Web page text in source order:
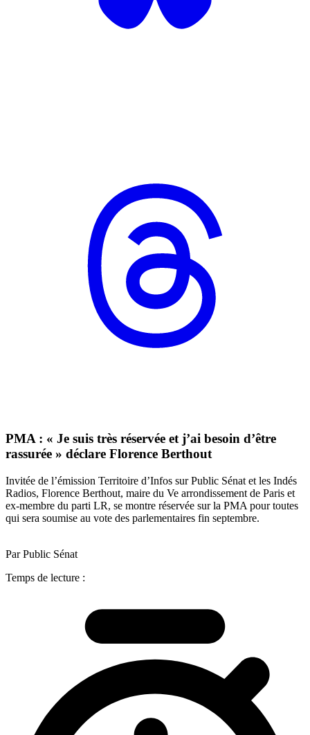
PMA : « Je suis très réservée et j’ai besoin d’être
rassurée » déclare Florence Berthout
Invitée de l’émission Territoire d’Infos sur Public Sénat et les Indés
Radios, Florence Berthout, maire du Ve arrondissement de Paris et
ex-membre du parti LR, se montre réservée sur la PMA pour toutes
qui sera soumise au vote des parlementaires fin septembre.
Par Public Sénat
Temps de lecture :